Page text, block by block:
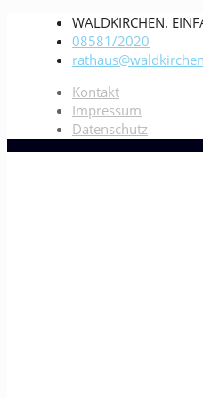
WALDKIRCHEN.
08581/2020
Kontakt
Impressum
Datenschutz